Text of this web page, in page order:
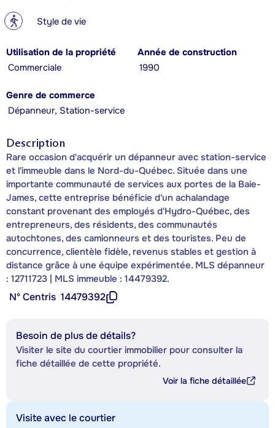
? Style de vie
Utilisation de la propriété
Commerciale
Année de construction
1990
Genre de commerce
Dépanneur, Station-service
Description
Rare occasion d'acquérir un dépanneur avec station-service
et l'immeuble dans le Nord-du-Québec. Située dans une
importante communauté de services aux portes de la Baie-
James, cette entreprise bénéficie d'un achalandage
constant provenant des employés d'Hydro-Québec, des
entrepreneurs, des résidents, des communautés
autochtones, des camionneurs et des touristes. Peu de
concurrence, clientèle fidèle, revenus stables et gestion à
distance grâce à une équipe expérimentée. MLS dépanneur
: 12711723 | MLS immeuble : 14479392.
Nº Centris 14479392
Besoin de plus de détails?
Visiter le site du courtier immobilier pour consulter la
fiche détaillée de cette propriété.
Voir la fiche détaillée
Visite avec le courtier